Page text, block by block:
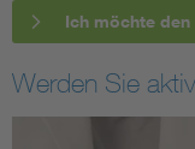
Ich möchte den
Werden Sie